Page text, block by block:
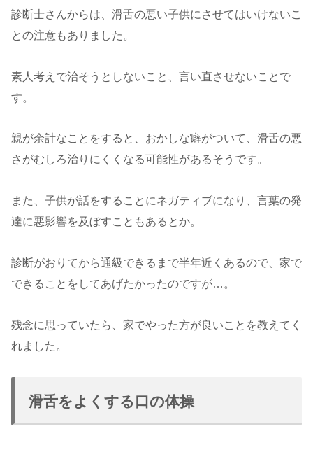
診断士さんからは、滑舌の悪い子供にさせてはいけないこ
との注意もありました。
素人考えで治そうとしないこと、言い直させないことで
す。
親が余計なことをすると、おかしな癖がついて、滑舌の悪
さがむしろ治りにくくなる可能性があるそうです。
また、子供が話をすることにネガティブになり、言葉の発
達に悪影響を及ぼすこともあるとか。
診断がおりてから通級できるまで半年近くあるので、家で
できることをしてあげたかったのですが…。
残念に思っていたら、家でやった方が良いことを教えてく
れました。
滑舌をよくする口の体操